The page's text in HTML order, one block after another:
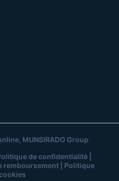
, MUNSIRADO Group
de confidentialité|
remboursement| Politique